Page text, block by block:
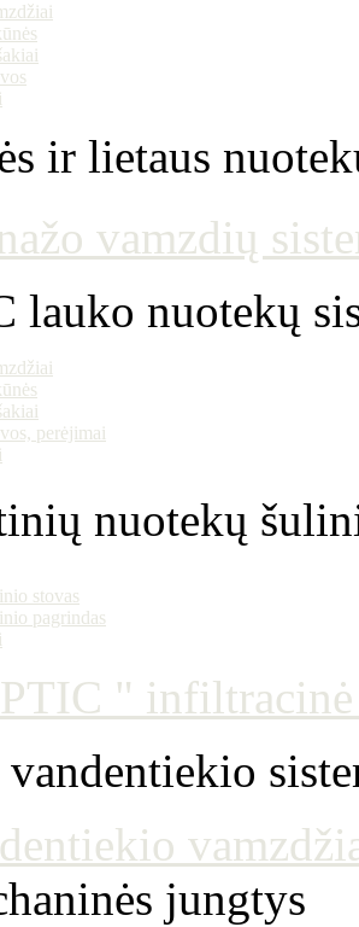
ir lietaus
vamzdių
lauko nuotekų
perėjimai
nuotekų
stovas
pagrindas
"
jungtys